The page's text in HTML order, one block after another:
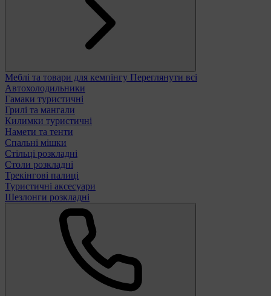
Меблі та товари для кемпінгу Переглянути всі
Автохолодильники
Гамаки туристичні
Грилі та мангали
Килимки туристичні
Намети та тенти
Спальні мішки
Стільці розкладні
Столи розкладні
Трекінгові палиці
Туристичні аксесуари
Шезлонги розкладні